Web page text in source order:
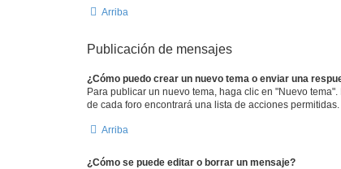
Arriba
Publicación de mensajes
¿Cómo puedo crear un nuevo tema o enviar una
Para publicar un nuevo tema, haga clic en "Nuevo
de cada foro encontrará una lista de acciones
Arriba
¿Cómo se puede editar o borrar un mensaje?